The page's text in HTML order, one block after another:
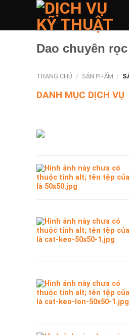
content
Dao chuyên
TRANG CHỦ / SẢN PHẨM /
DANH MỤC DỊCH VỤ